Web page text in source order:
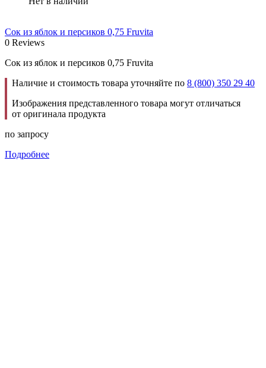
Сок из яблок и персиков 0,75 Fruvita
0 Reviews
Сок из яблок и персиков 0,75 Fruvita
Наличие и стоимость товара уточняйте по 8 (800) 350 29 40
Изображения представленного товара могут отличаться
от оригинала продукта
по запросу
Подробнее